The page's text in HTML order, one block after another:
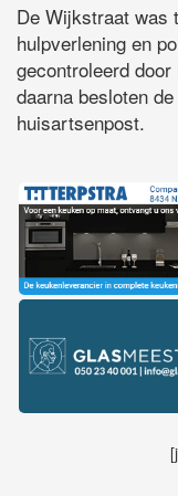
De Wijkstraat was
hulpverlening en
gecontroleerd
daarna besloten
huisartsenpost.